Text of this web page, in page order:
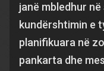
janë mbledhur
kundërshtimin e
planifikuara në
pankarta dhe